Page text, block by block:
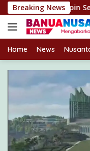
Langsung
ke
konten
Breaking News
Kaltim Pimpin
Home News